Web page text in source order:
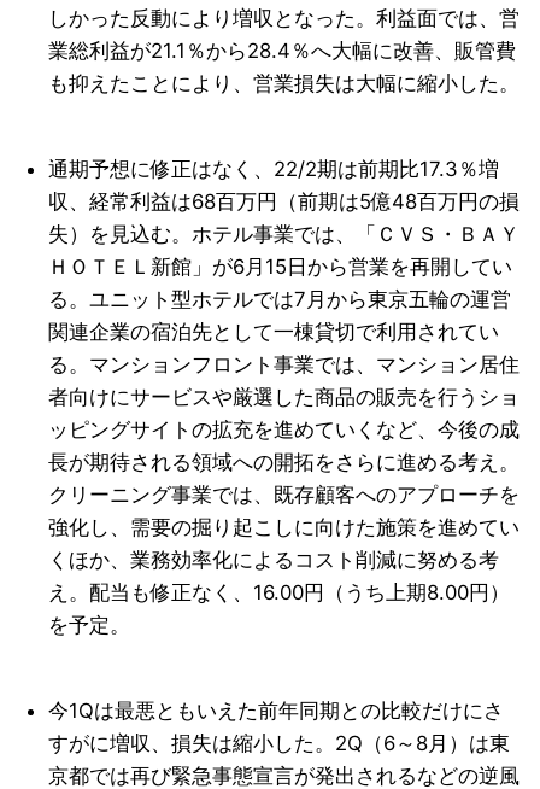
しかった反動により増収となった。利益面では、営
業総利益が21.1％から28.4％へ大幅に改善、販管費
も抑えたことにより、営業損失は大幅に縮小した。
通期予想に修正はなく、22/2期は前期比17.3％増
収、経常利益は68百万円（前期は5億48百万円の損
失）を見込む。ホテル事業では、「ＣＶＳ・ＢＡＹ
ＨＯＴＥＬ新館」が6月15日から営業を再開してい
る。ユニット型ホテルでは7月から東京五輪の運営
関連企業の宿泊先として一棟貸切で利用されてい
る。マンションフロント事業では、マンション居住
者向けにサービスや厳選した商品の販売を行うショ
ッピングサイトの拡充を進めていくなど、今後の成
長が期待される領域への開拓をさらに進める考え。
クリーニング事業では、既存顧客へのアプローチを
強化し、需要の掘り起こしに向けた施策を進めてい
くほか、業務効率化によるコスト削減に努める考
え。配当も修正なく、16.00円（うち上期8.00円）
を予定。
今1Qは最悪ともいえた前年同期との比較だけにさ
すがに増収、損失は縮小した。2Q（6～8月）は東
京都では再び緊急事態宣言が発出されるなどの逆風